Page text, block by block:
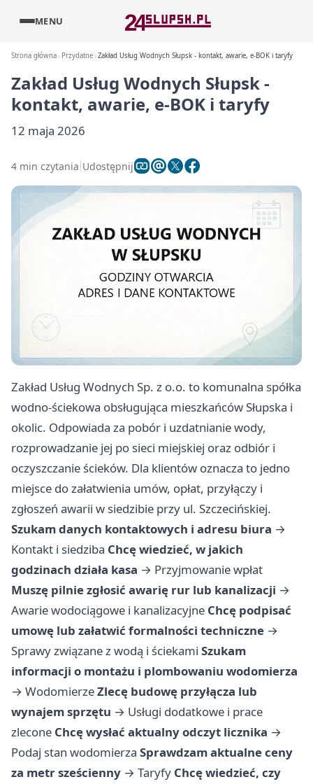
MENU
Strona główna Przydatne Zakład Usług Wodnych Słupsk - kontakt, awarie, e-BOK i taryfy
Zakład Usług Wodnych Słupsk -
kontakt, awarie, e-BOK i taryfy
12 maja 2026
4 min czytania Udostępnij
Zakład Usług Wodnych Sp. z o.o. to komunalna spółka
wodno-ściekowa obsługująca mieszkańców Słupska i
okolic. Odpowiada za pobór i uzdatnianie wody,
rozprowadzanie jej po sieci miejskiej oraz odbiór i
oczyszczanie ścieków. Dla klientów oznacza to jedno
miejsce do załatwienia umów, opłat, przyłączy i
zgłoszeń awarii w siedzibie przy ul. Szczecińskiej.
Szukam danych kontaktowych i adresu biura →
Kontakt i siedziba Chcę wiedzieć, w jakich
godzinach działa kasa → Przyjmowanie wpłat
Muszę pilnie zgłosić awarię rur lub kanalizacji →
Awarie wodociągowe i kanalizacyjne Chcę podpisać
umowę lub załatwić formalności techniczne →
Sprawy związane z wodą i ściekami Szukam
informacji o montażu i plombowaniu wodomierza
→ WodomierzeZlecę budowę przyłącza lub
wynajem sprzętu → Usługi dodatkowe i prace
zlecone Chcę wysłać aktualny odczyt licznika →
Podaj stan wodomierza Sprawdzam aktualne ceny
za metr sześcienny → Taryfy Chcę wiedzieć, czy